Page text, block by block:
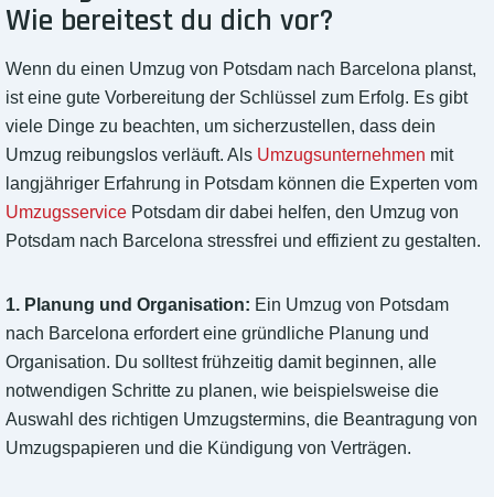
Wie bereitest du dich vor?
Wenn du einen Umzug von Potsdam nach Barcelona planst,
ist eine gute Vorbereitung der Schlüssel zum Erfolg. Es gibt
viele Dinge zu beachten, um sicherzustellen, dass dein
Umzug reibungslos verläuft. Als Umzugsunternehmen mit
langjähriger Erfahrung in Potsdam können die Experten vom
Umzugsservice Potsdam dir dabei helfen, den Umzug von
Potsdam nach Barcelona stressfrei und effizient zu gestalten.
1. Planung und Organisation: Ein Umzug von Potsdam
nach Barcelona erfordert eine gründliche Planung und
Organisation. Du solltest frühzeitig damit beginnen, alle
notwendigen Schritte zu planen, wie beispielsweise die
Auswahl des richtigen Umzugstermins, die Beantragung von
Umzugspapieren und die Kündigung von Verträgen.